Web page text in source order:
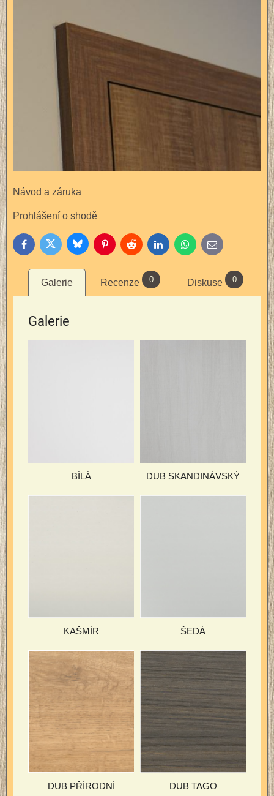
Návod a záruka
Prohlášení o shodě
FacebookTwitter BlueskyPinterestReddit LinkedInWhatsApp
E-
mail
Galerie Recenze 0 Diskuse 0
Galerie
BÍLÁ DUB SKANDINÁVSKÝ
KAŠMÍR ŠEDÁ
DUB PŘÍRODNÍ DUB TAGO